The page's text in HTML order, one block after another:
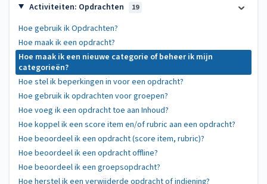
Activiteiten: Opdrachten 19
Hoe gebruik ik Opdrachten?
Hoe maak ik een opdracht?
Hoe maak ik een nieuwe categorie of beheer ik mijn
categorieën?
Hoe stel ik beperkingen in voor een opdracht?
Hoe gebruik ik opdrachten voor groepen?
Hoe voeg ik een opdracht toe aan Inhoud?
Hoe koppel ik een score item en/of rubric aan een opdracht?
Hoe beoordeel ik een opdracht (score item, rubric)?
Hoe beoordeel ik een opdracht offline?
Hoe beoordeel ik een groepsopdracht?
Hoe herstel ik een verwijderde opdracht of indiening?